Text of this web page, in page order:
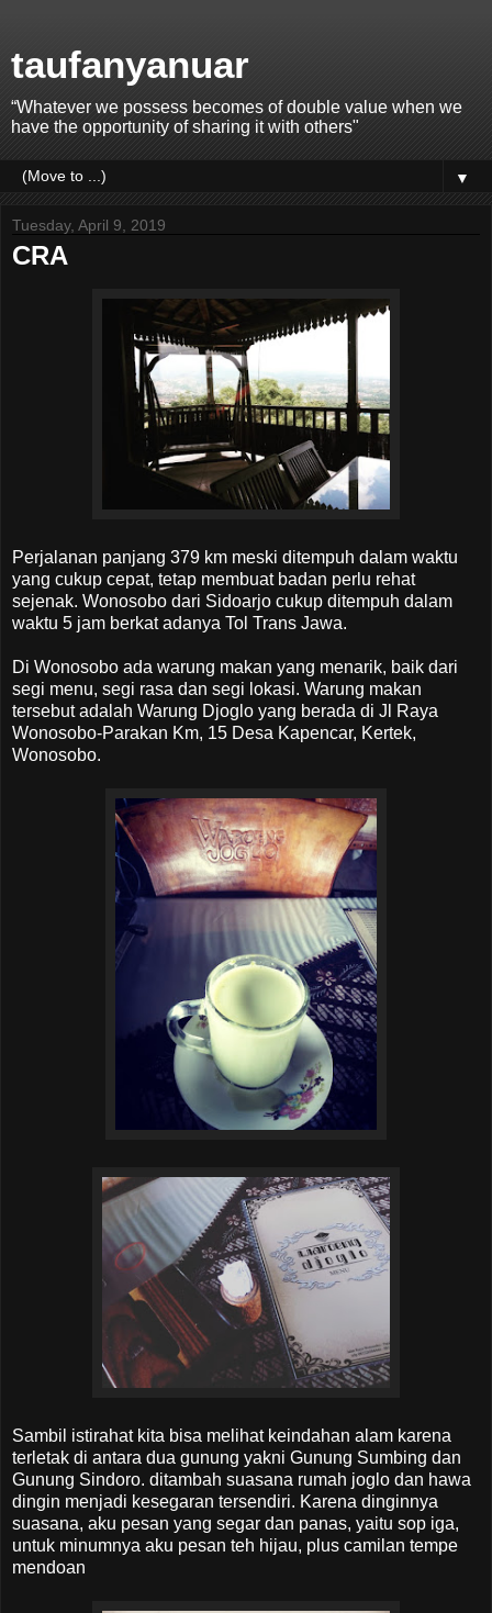
taufanyanuar
“Whatever we possess becomes of double value when we
have the opportunity of sharing it with others"
▼
Tuesday, April 9, 2019
CRA
Perjalanan panjang 379 km meski ditempuh dalam waktu
yang cukup cepat, tetap membuat badan perlu rehat
sejenak. Wonosobo dari Sidoarjo cukup ditempuh dalam
waktu 5 jam berkat adanya Tol Trans Jawa.
Di Wonosobo ada warung makan yang menarik, baik dari
segi menu, segi rasa dan segi lokasi. Warung makan
tersebut adalah Warung Djoglo yang berada di Jl Raya
Wonosobo-Parakan Km, 15 Desa Kapencar, Kertek,
Wonosobo.
Sambil istirahat kita bisa melihat keindahan alam karena
terletak di antara dua gunung yakni Gunung Sumbing dan
Gunung Sindoro. ditambah suasana rumah joglo dan hawa
dingin menjadi kesegaran tersendiri. Karena dinginnya
suasana, aku pesan yang segar dan panas, yaitu sop iga,
untuk minumnya aku pesan teh hijau, plus camilan tempe
mendoan